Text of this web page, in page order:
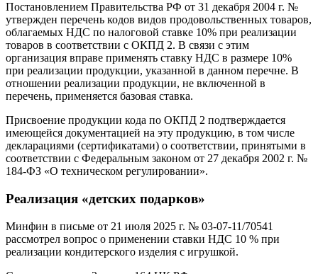
Постановлением Правительства РФ от 31 декабря 2004 г. №
утвержден перечень кодов видов продовольственных товаров,
облагаемых НДС по налоговой ставке 10% при реализации
товаров в соответствии с ОКПД 2. В связи с этим
организация вправе применять ставку НДС в размере 10%
при реализации продукции, указанной в данном перечне. В
отношении реализации продукции, не включенной в
перечень, применяется базовая ставка.
Присвоение продукции кода по ОКПД 2 подтверждается
имеющейся документацией на эту продукцию, в том числе
декларациями (сертификатами) о соответствии, принятыми в
соответствии с Федеральным законом от 27 декабря 2002 г. №
184-ФЗ «О техническом регулировании».
Реализация «детских подарков»
Минфин в письме от 21 июля 2025 г. № 03-07-11/70541
рассмотрел вопрос о применении ставки НДС 10 % при
реализации кондитерского изделия с игрушкой.